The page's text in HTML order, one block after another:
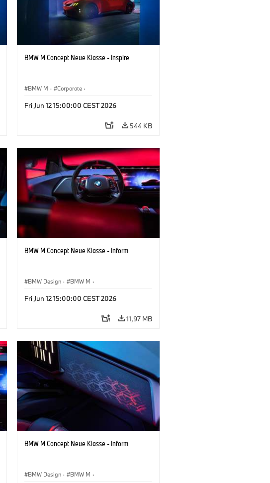
BMW M Concept Neue Klasse - Inspire
BMW M · Corporate ·
Fri Jun 12 15:00:00 CEST 2026
544 KB
BMW M Concept Neue Klasse - Inform
BMW Design · BMW M ·
Fri Jun 12 15:00:00 CEST 2026
11,97 MB
BMW M Concept Neue Klasse - Inform
BMW Design · BMW M ·